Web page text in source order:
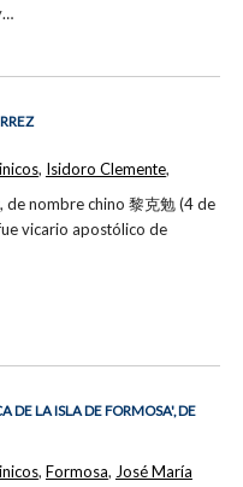
de nombre chino 黎克勉 (4 de
vicario apostólico de
, Isidoro Clemente,
DE LA ISLA DE FORMOSA', DE
, Formosa, José María